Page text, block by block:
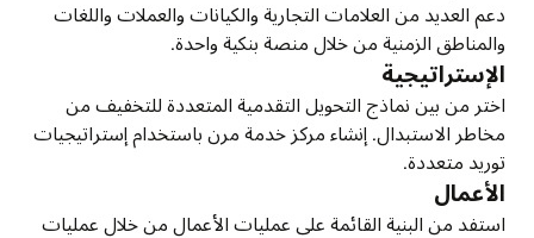
دعم العديد من العلامات التجارية والكيانات والعملات واللغات
والمناطق الزمنية من خلال منصة بنكية واحدة.
الإستراتيجية
اختر من بين نماذج التحويل التقدمية المتعددة للتخفيف من
مخاطر الاستبدال. إنشاء مركز خدمة مرن باستخدام إستراتيجيات
توريد متعددة.
الأعمال
استفد من البنية القائمة على عمليات الأعمال من خلال عمليات